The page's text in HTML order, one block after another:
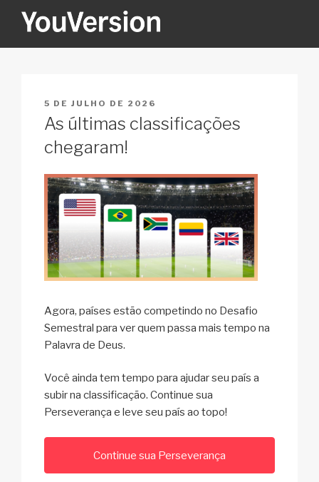
YOUVERSION
PUBLICADO
EM
5 DE JULHO DE 2026
As últimas classificações
chegaram!
Agora, países estão competindo no Desafio
Semestral para ver quem passa mais tempo na
Palavra de Deus.
Você ainda tem tempo para ajudar seu país a
subir na classificação. Continue sua
Perseverança e leve seu país ao topo!
Continue sua Perseverança